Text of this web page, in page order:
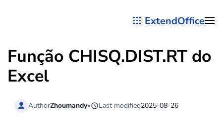
ExtendOffice
Função CHISQ.DIST.RT do
Excel
AuthorZhoumandy• Last modified2025-08-26